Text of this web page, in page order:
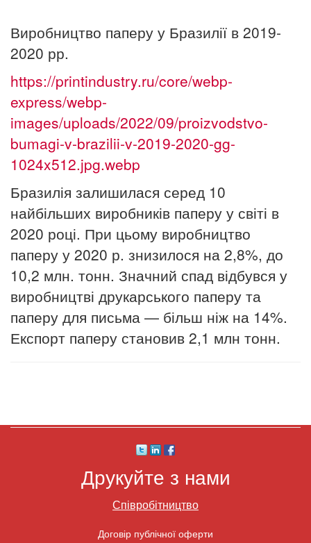
Виробництво паперу у Бразилії в 2019-
2020 рр.
https://printindustry.ru/core/webp-
express/webp-
images/uploads/2022/09/proizvodstvo-
bumagi-v-brazilii-v-2019-2020-gg-
1024x512.jpg.webp
Бразилія залишилася серед 10
найбільших виробників паперу у світі в
2020 році. При цьому виробництво
паперу у 2020 р. знизилося на 2,8%, до
10,2 млн. тонн. Значний спад відбувся у
виробництві друкарського паперу та
паперу для письма — більш ніж на 14%.
Експорт паперу становив 2,1 млн тонн.
Друкуйте з нами
Співробітництво
Договір публічної оферти